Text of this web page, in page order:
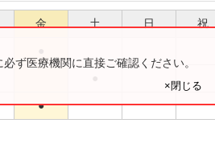
金 土 日 祝
●
ず医療機関に直接ご確認ください。
×閉じる